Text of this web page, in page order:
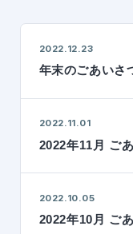
2022.12.23
年末のごあいさ
2022.11.01
2022年11月 ご
2022.10.05
2022年10月 ご